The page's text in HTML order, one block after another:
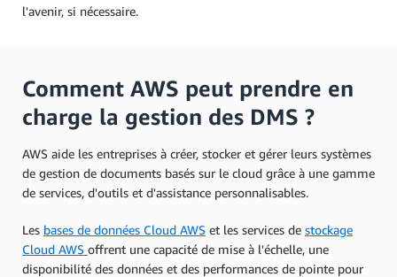
l'avenir, si nécessaire.
Comment AWS peut prendre en
charge la gestion des DMS ?
AWS aide les entreprises à créer, stocker et gérer leurs systèmes
de gestion de documents basés sur le cloud grâce à une gamme
de services, d'outils et d'assistance personnalisables.
Les bases de données Cloud AWS et les services de stockage
Cloud AWS offrent une capacité de mise à l'échelle, une
disponibilité des données et des performances de pointe pour